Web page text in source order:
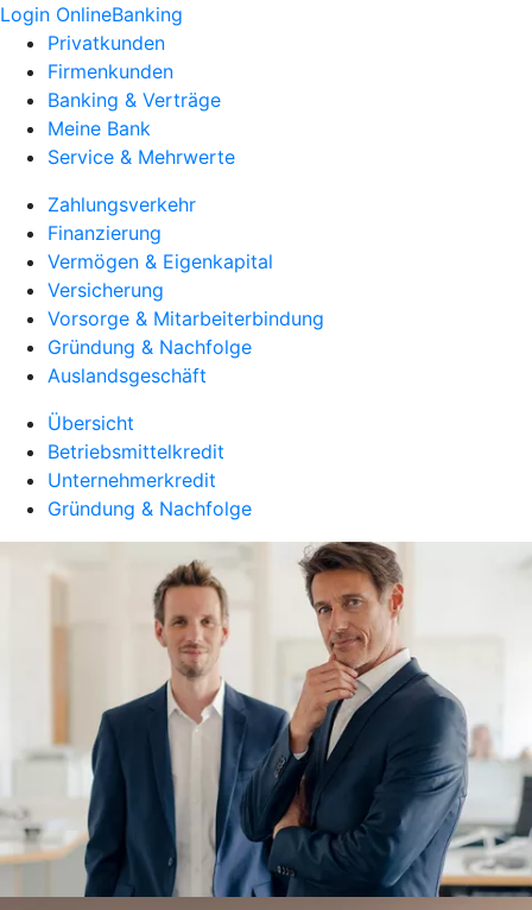
Login OnlineBanking
Privatkunden
Firmenkunden
Banking & Verträge
Meine Bank
Service & Mehrwerte
Zahlungsverkehr
Finanzierung
Vermögen & Eigenkapital
Versicherung
Vorsorge & Mitarbeiterbindung
Gründung & Nachfolge
Auslandsgeschäft
Übersicht
Betriebsmittelkredit
Unternehmerkredit
Gründung & Nachfolge